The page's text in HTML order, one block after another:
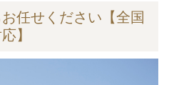
任せください【全国
】